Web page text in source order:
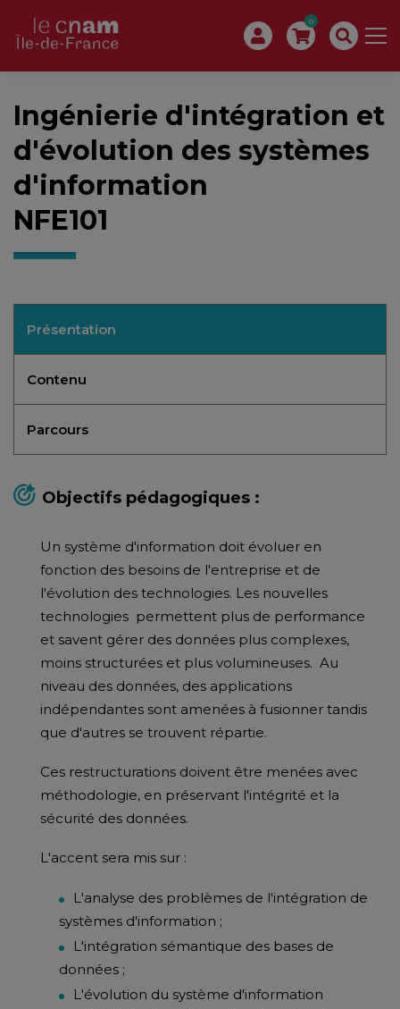
0
Ingénierie d'intégration et
d'évolution des systèmes
d'information
NFE101
Présentation
Contenu
Parcours
Objectifs pédagogiques :
Un système d'information doit évoluer en
fonction des besoins de l'entreprise et de
l'évolution des technologies. Les nouvelles
technologies permettent plus de performance
et savent gérer des données plus complexes,
moins structurées et plus volumineuses. Au
niveau des données, des applications
indépendantes sont amenées à fusionner tandis
que d'autres se trouvent répartie.
Ces restructurations doivent être menées avec
méthodologie, en préservant l'intégrité et la
sécurité des données.
L'accent sera mis sur :
L'analyse des problèmes de l'intégration de
systèmes d'information ;
L'intégration sémantique des bases de
données ;
L'évolution du système d'information